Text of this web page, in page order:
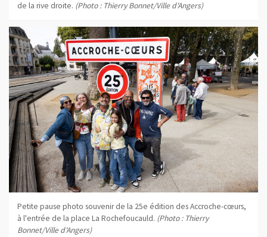
de la rive droite. (Photo : Thierry Bonnet/Ville d'Angers)
Petite pause photo souvenir de la 25e édition des Accroche-cœurs,
à l'entrée de la place La Rochefoucauld. (Photo : Thierry
Bonnet/Ville d'Angers)